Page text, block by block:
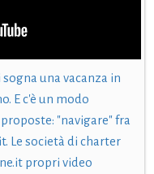
una vacanza in
E c'è un modo
"navigare" fra
Le società di charter
propri video